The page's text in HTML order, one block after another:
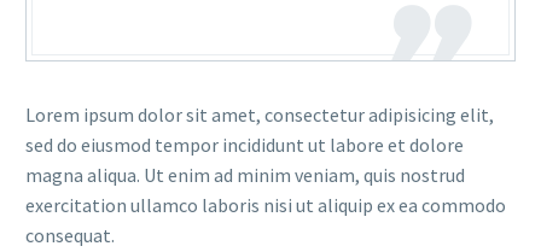
Lorem ipsum dolor sit amet, consectetur adipisicing elit,
sed do eiusmod tempor incididunt ut labore et dolore
magna aliqua. Ut enim ad minim veniam, quis nostrud
exercitation ullamco laboris nisi ut aliquip ex ea commodo
consequat.